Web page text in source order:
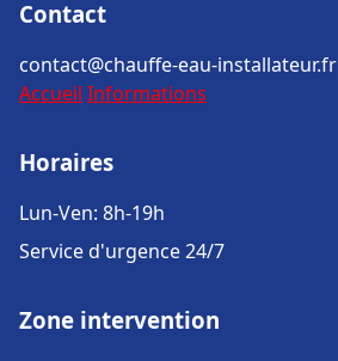
Contact
contact@chauffe-eau-installateur.fr
Accueil Informations
Horaires
Lun-Ven: 8h-19h
Service d'urgence 24/7
Zone intervention